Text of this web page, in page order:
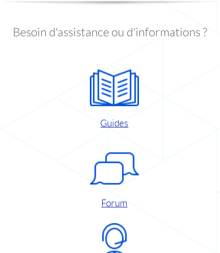
Besoin d'assistance ou d'informations ?
Guides
Forum